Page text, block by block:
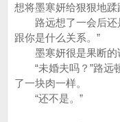
想将墨寒妍给狠狠地蹂
路远想了一会后还
跟你是什么关系。”
墨寒妍很是果断的
“未婚夫吗？”路远
了一块肉一样。
“还不是。”